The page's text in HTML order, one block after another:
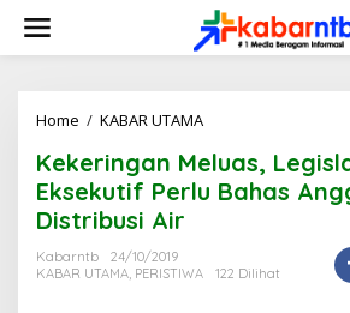
w
Home / KABAR UTAMA
k
e
r
Kekeringan Meluas,
Eksekutif Perlu Bahas
Distribusi Air
Kabarntb
24/10/2019
KABAR UTAMA, PERISTIWA 122 Dilihat